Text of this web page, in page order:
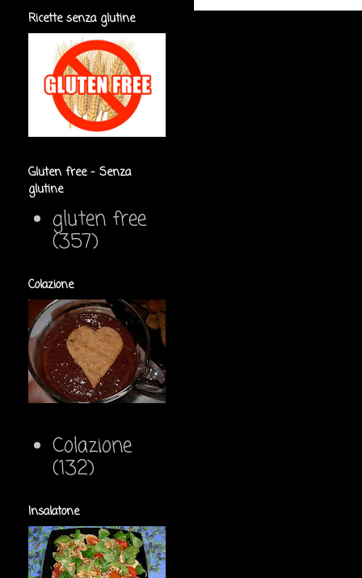
Ricette senza glutine
Gluten free - Senza
glutine
gluten free
(357)
Colazione
Colazione
(132)
Insalatone